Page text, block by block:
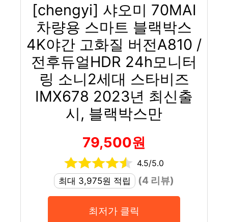
[chengyi] 샤오미 70MAI
차량용 스마트 블랙박스
4K야간 고화질 버전A810 /
전후듀얼HDR 24h모니터
링 소니2세대 스타비즈
IMX678 2023년 최신출
시, 블랙박스만
79,500원
4.5/5.0
최대 3,975원 적립
(4 리뷰)
최저가 클릭